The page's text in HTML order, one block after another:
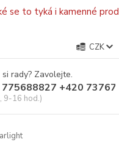
se to tyká i kamenné
CZK
rady? Zavolejte.
+420
9-16 hod.)